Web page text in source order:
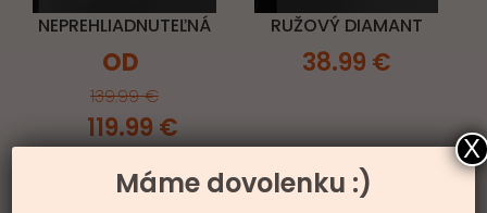
NEPREHLIADNUTEĽNÁ
139.99€
119.99 €
RUŽOVÝ DIAMANT
38.99 €
Máme dovolenku :)
X